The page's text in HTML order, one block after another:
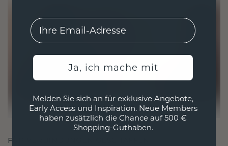
FÜR VERBINDUNGEN GESCHAFFEN
EMail
Ja, ich mache mit
Melden Sie sich an für exklusive Angebote,
Early Access und Inspiration. Neue Members
haben zusätzlich die Chance auf 500 €
Shopping-Guthaben.